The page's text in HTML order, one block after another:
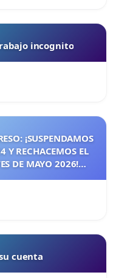
incognito
¡SUSPENDAMOS
Y RECHACEMOS EL
DE MAYO 2026!
cuenta